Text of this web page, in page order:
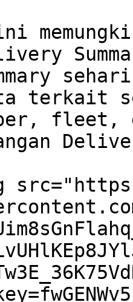
terkait
fleet,